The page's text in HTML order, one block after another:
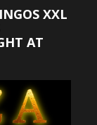
XXL
AT